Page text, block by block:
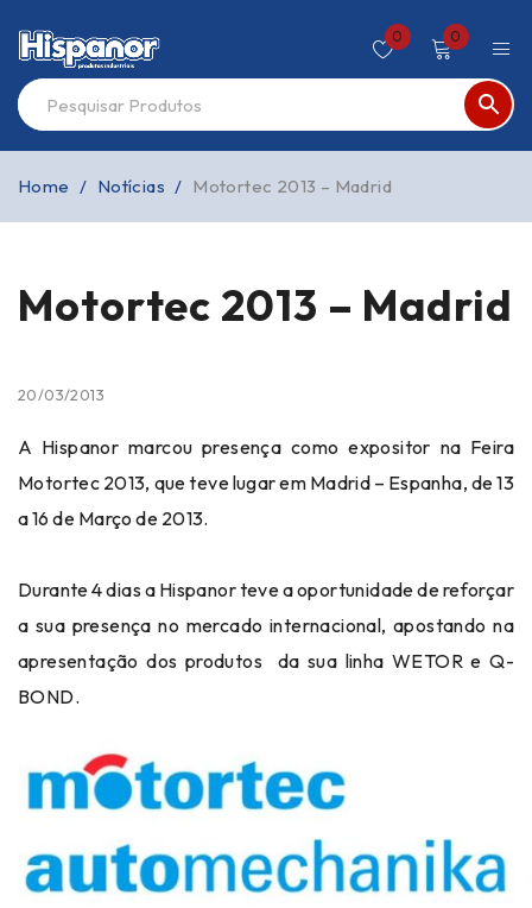
0 0
Home / Notícias / Motortec 2013 – Madrid
Motortec 2013 – Madrid
20/03/2013
A Hispanor marcou presença como expositor na Feira
Motortec 2013, que teve lugar em Madrid – Espanha, de 13
a 16 de Março de 2013.
Durante 4 dias a Hispanor teve a oportunidade de reforçar
a sua presença no mercado internacional, apostando na
apresentação dos produtos da sua linha WETOR e Q-
BOND.